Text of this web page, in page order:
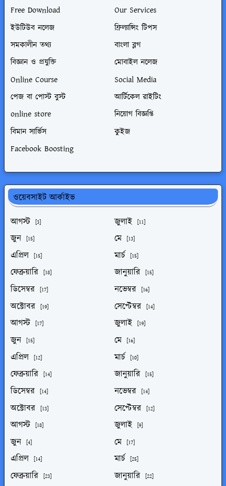
Free Download
Our Services
ইউটিউব নলেজ
ফ্রিল্যান্সিং টিপস
সমকালীন তথ্য
বাংলা ব্লগ
বিজ্ঞান ও প্রযুক্তি
মোবাইল নলেজ
Online Course
Social Media
পেজ বা পোস্ট বুস্ট
আর্টিকেল রাইটিং
online store
নিয়োগ বিজ্ঞপ্তি
বিমান সার্ভিস
কুইজ
Facebook Boosting
ওয়েবসাইট আর্কাইভ
আগস্ট
[3] জুলাই [11]
জুন [15] মে [13]
এপ্রিল [15] মার্চ [15]
ফেব্রুয়ারি [18] জানুয়ারি [15]
ডিসেম্বর [17] নভেম্বর [16]
অক্টোবর [19] সেপ্টেম্বর [14]
আগস্ট [17] জুলাই [19]
জুন [15] মে [16]
এপ্রিল [12] মার্চ [10]
ফেব্রুয়ারি [14] জানুয়ারি [15]
ডিসেম্বর [14] নভেম্বর [14]
অক্টোবর [13] সেপ্টেম্বর [12]
আগস্ট [18] জুলাই [9]
জুন [4] মে [17]
এপ্রিল [14] মার্চ [25]
ফেব্রুয়ারি [23] জানুয়ারি [22]